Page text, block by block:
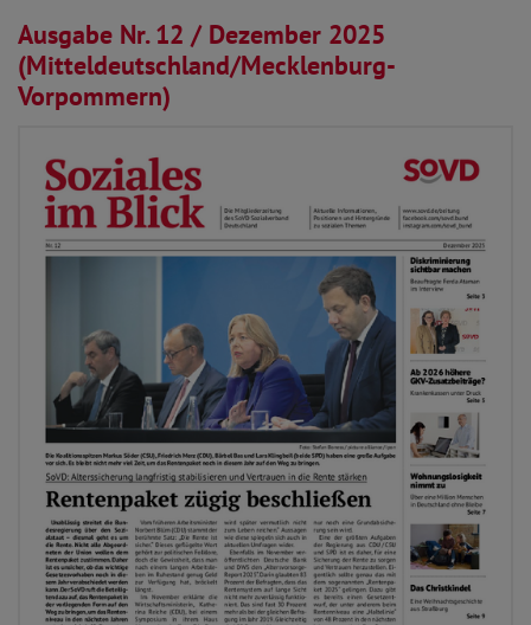
28.11.2025
Ausgabe Nr. 12 / Dezember 2025
(Mitteldeutschland/Mecklenburg-
Vorpommern)